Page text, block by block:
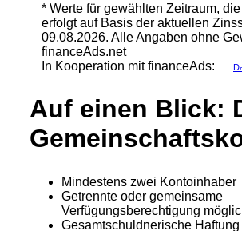
* Werte für gewählten Zeitraum,
erfolgt auf Basis der aktuellen
09.08.2026. Alle Angaben ohne
financeAds.net
In Kooperation mit financeAds:
Auf einen Blick:
Mindestens zwei Kontoinhaber
Getrennte oder gemeinsame
Verfügungsberechtigung
Gesamtschuldnerische